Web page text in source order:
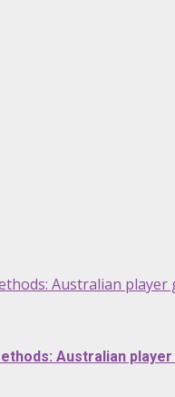
Australian player
Australian player